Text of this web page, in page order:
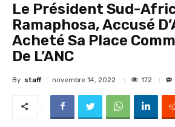
Le Président Sud-
Ramaphosa, Accusé
Acheté Sa Place
De L’ANC
By staff novembre 14, 2022 172